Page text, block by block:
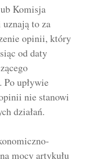
Komisja
to za
opinii, który
od daty
upływie
nie stanowi
działań.
mocy artykułu